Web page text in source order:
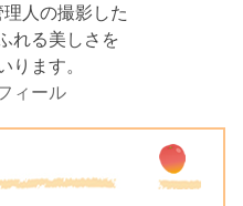
人の撮影した
れる美しさを
ります。
ィール